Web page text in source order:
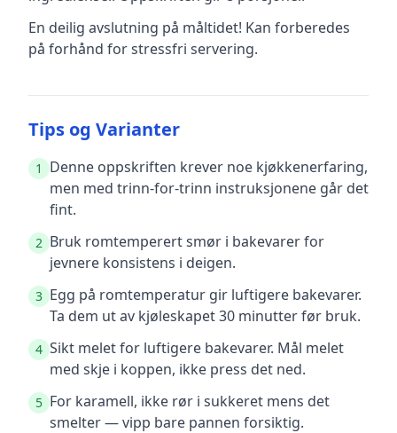
En deilig avslutning på måltidet! Kan forberedes
på forhånd for stressfri servering.
Tips og Varianter
1
Denne oppskriften krever noe kjøkkenerfaring,
men med trinn-for-trinn instruksjonene går det
fint.
2 Bruk romtemperert smør i bakevarer for
jevnere konsistens i deigen.
3 Egg på romtemperatur gir luftigere bakevarer.
Ta dem ut av kjøleskapet 30 minutter før bruk.
4 Sikt melet for luftigere bakevarer. Mål melet
med skje i koppen, ikke press det ned.
5 For karamell, ikke rør i sukkeret mens det
smelter — vipp bare pannen forsiktig.